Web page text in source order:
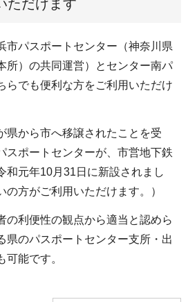
ただけます
市パスポートセンター（神奈川県
所）の共同運営）とセンター南パ
らでも便利な方をご利用いただけ
県から市へ移譲されたことを受
スポートセンターが、市営地下鉄
和元年10月31日に新設されまし
の方がご利用いただけます。）
利便性の観点から適当と認めら
県のパスポートセンター支所・出
能です。